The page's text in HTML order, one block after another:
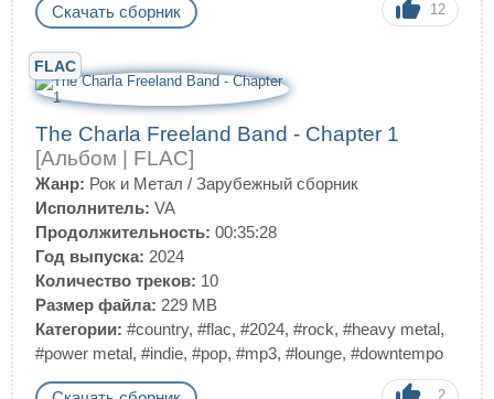
Скачать сборник 12
FLAC
The Charla Freeland Band - Chapter 1
[Альбом | FLAC]
Жанр: Рок и Метал / Зарубежный сборник
Исполнитель: VA
Продолжительность: 00:35:28
Год выпуска: 2024
Количество треков: 10
Размер файла: 229 MB
Категории: #country, #flac, #2024, #rock, #heavy metal,
#power metal, #indie, #pop, #mp3, #lounge, #downtempo
2